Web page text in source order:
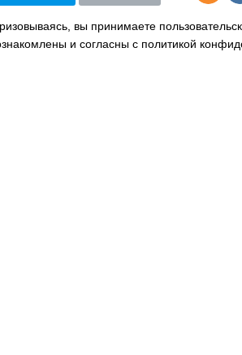
вы принимаете
и согласны с политикой